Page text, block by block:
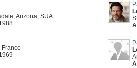
Arizona, SUA
France